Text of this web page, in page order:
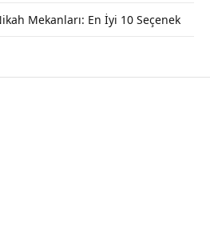
Mekanları: En İyi 10 Seçenek